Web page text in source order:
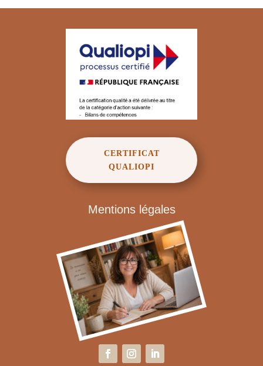
CERTIFICAT
QUALIOPI
Mentions légales